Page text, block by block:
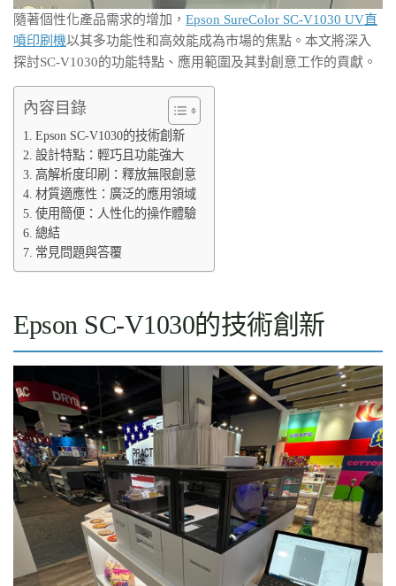
隨著個性化產品需求的增加， Epson SureColor SC-V1030 UV直
噴印刷機以其多功能性和高效能成為市場的焦點。本文將深入
探討SC-V1030的功能特點、應用範圍及其對創意工作的貢獻。
內容目錄
Epson SC-V1030的技術創新
設計特點：輕巧且功能強大
高解析度印刷：釋放無限創意
材質適應性：廣泛的應用領域
使用簡便：人性化的操作體驗
總結
常見問題與答覆
Epson SC-V1030的技術創新